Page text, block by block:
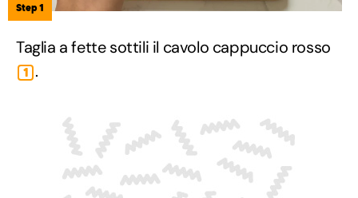
Step 1
Taglia a fette sottili il cavolo cappuccio rosso
1 .